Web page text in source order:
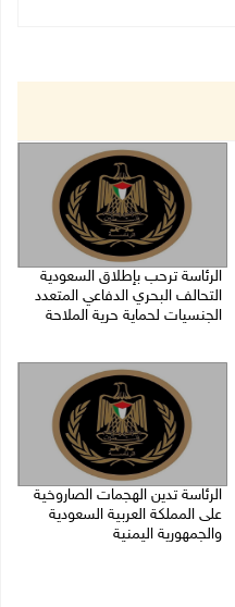
الرئاسة ترحب بإطلاق السعودية
التحالف البحري الدفاعي المتعدد
الجنسيات لحماية حرية الملاحة
الرئاسة تدين الهجمات الصاروخية
على المملكة العربية السعودية
والجمهورية اليمنية